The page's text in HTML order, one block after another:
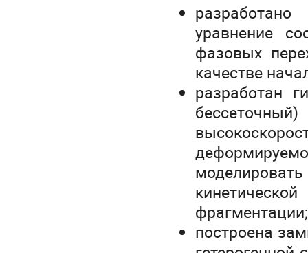
уравнение
фазовых
качестве
разработан
фрагментации;
построена